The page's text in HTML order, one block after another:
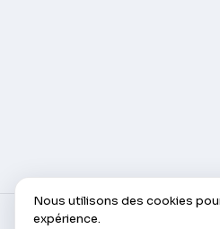
Nous utilisons des cookies
expérience.